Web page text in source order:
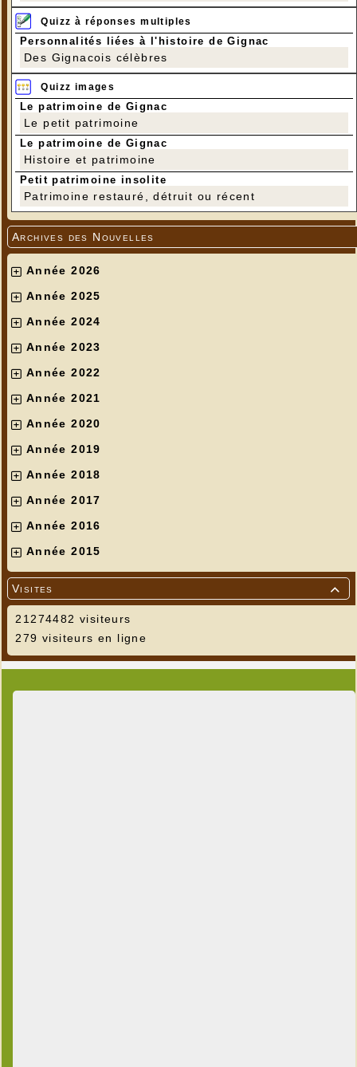
Quizz à réponses multiples
Personnalités liées à l'histoire de Gignac
Des Gignacois célèbres
Quizz images
Le patrimoine de Gignac
Le petit patrimoine
Le patrimoine de Gignac
Histoire et patrimoine
Petit patrimoine insolite
Patrimoine restauré, détruit ou récent
Archives des Nouvelles
Année 2026
Année 2025
Année 2024
Année 2023
Année 2022
Année 2021
Année 2020
Année 2019
Année 2018
Année 2017
Année 2016
Année 2015

Visites
21274482 visiteurs
279 visiteurs en ligne